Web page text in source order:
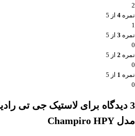
2
نمره 4 از 5
1
نمره 3 از 5
0
نمره 2 از 5
0
نمره 1 از 5
0
3 دیدگاه برای
مدل Champiro HPY